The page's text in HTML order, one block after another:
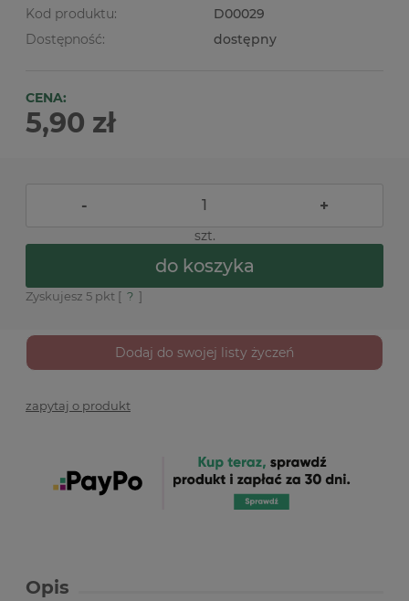
Kod produktu:
D00029
Dostępność:
dostępny
CENA:
5,90 zł
- +
szt.
do koszyka
Zyskujesz 5 pkt [ ? ]
Dodaj do swojej listy życzeń
zapytaj o produkt
Opis